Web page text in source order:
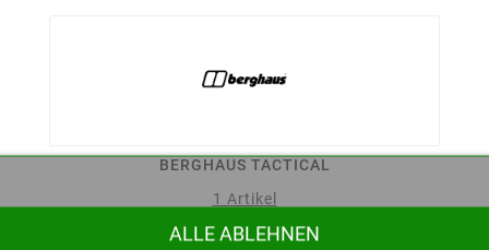
BERGHAUS TACTICAL
1 Artikel
ALLE ABLEHNEN